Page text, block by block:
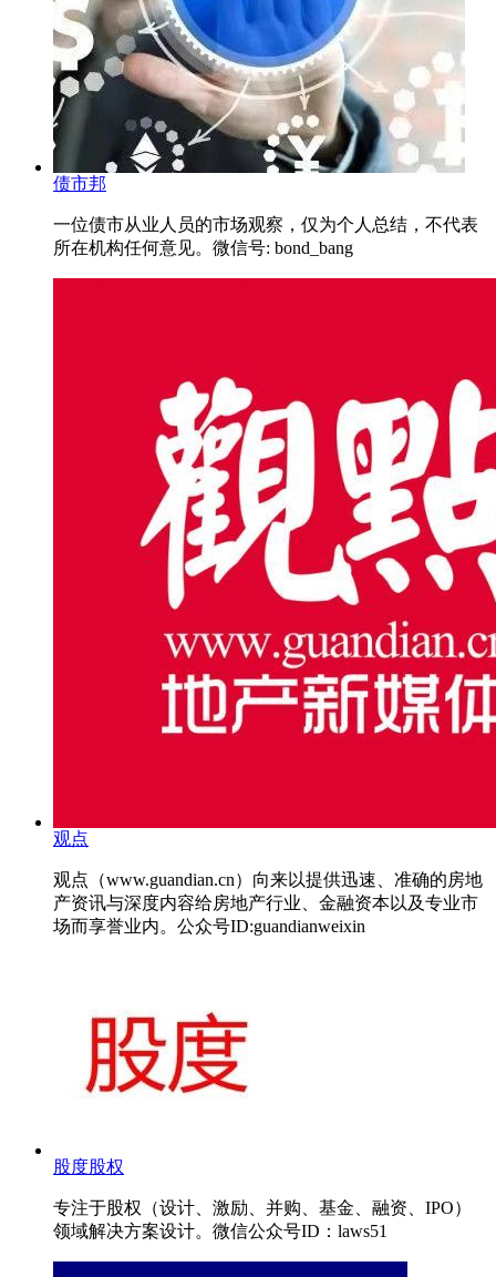
债市邦
一位债市从业人员的市场观察，仅为个人总结，不代表
所在机构任何意见。微信号: bond_bang
观点
观点（www.guandian.cn）向来以提供迅速、准确的房地
产资讯与深度内容给房地产行业、金融资本以及专业市
场而享誉业内。公众号ID:guandianweixin
股度股权
专注于股权（设计、激励、并购、基金、融资、IPO）
领域解决方案设计。微信公众号ID：laws51